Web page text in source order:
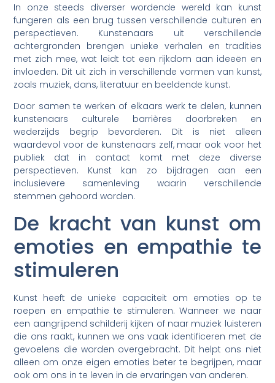
In onze steeds diverser wordende wereld kan kunst
fungeren als een brug tussen verschillende culturen en
perspectieven. Kunstenaars uit verschillende
achtergronden brengen unieke verhalen en tradities
met zich mee, wat leidt tot een rijkdom aan ideeën en
invloeden. Dit uit zich in verschillende vormen van kunst,
zoals muziek, dans, literatuur en beeldende kunst.
Door samen te werken of elkaars werk te delen, kunnen
kunstenaars culturele barrières doorbreken en
wederzijds begrip bevorderen. Dit is niet alleen
waardevol voor de kunstenaars zelf, maar ook voor het
publiek dat in contact komt met deze diverse
perspectieven. Kunst kan zo bijdragen aan een
inclusievere samenleving waarin verschillende
stemmen gehoord worden.
De kracht van kunst om
emoties en empathie te
stimuleren
Kunst heeft de unieke capaciteit om emoties op te
roepen en empathie te stimuleren. Wanneer we naar
een aangrijpend schilderij kijken of naar muziek luisteren
die ons raakt, kunnen we ons vaak identificeren met de
gevoelens die worden overgebracht. Dit helpt ons niet
alleen om onze eigen emoties beter te begrijpen, maar
ook om ons in te leven in de ervaringen van anderen.